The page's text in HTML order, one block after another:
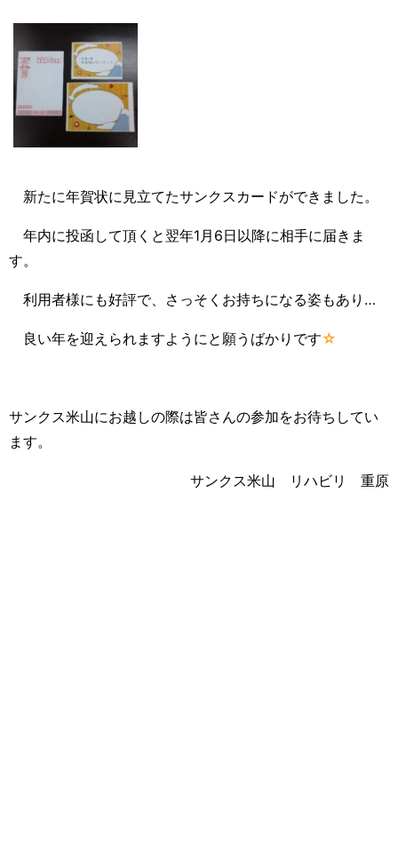
新たに年賀状に見立てたサンクスカードができました。
年内に投函して頂くと翌年1月6日以降に相手に届きま
す。
利用者様にも好評で、さっそくお持ちになる姿もあり…
良い年を迎えられますようにと願うばかりです☆
サンクス米山にお越しの際は皆さんの参加をお待ちしてい
ます。
サンクス米山 リハビリ 重原